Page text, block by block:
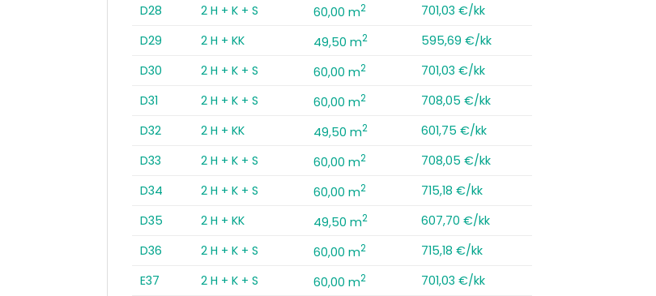
D28
2 H + K + S 60,00 m2
701,03 €/kk
D29
2 H + KK 49,50 m2
595,69 €/kk
D30
2 H + K + S 60,00 m2
701,03 €/kk
D31
2 H + K + S 60,00 m2
708,05 €/kk
D32
2 H + KK 49,50 m2
601,75 €/kk
D33
2 H + K + S 60,00 m2
708,05 €/kk
D34
2 H + K + S 60,00 m2
715,18 €/kk
D35
2 H + KK 49,50 m2
607,70 €/kk
D36
2 H + K + S 60,00 m2
715,18 €/kk
E37
2 H + K + S 60,00 m2
701,03 €/kk